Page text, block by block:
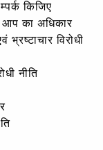
किजिए
का अधिकार
भ्रष्टाचार विरोधी
नीति